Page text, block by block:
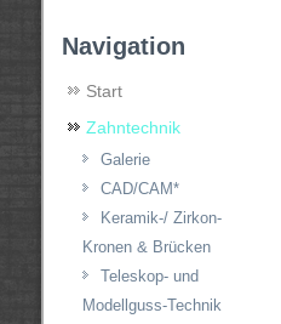
Navigation
Start
Zahntechnik
Galerie
CAD/CAM*
Keramik-/ Zirkon-
Kronen & Brücken
Teleskop- und
Modellguss-Technik